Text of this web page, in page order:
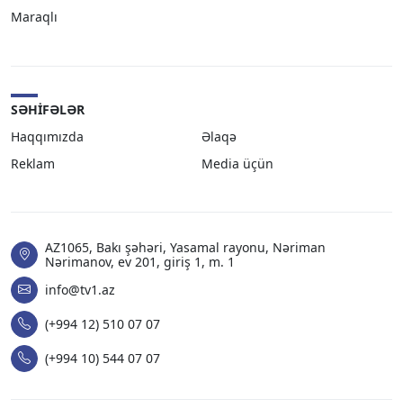
Maraqlı
SƏHIFƏLƏR
Haqqımızda
Əlaqə
Reklam
Media üçün
AZ1065, Bakı şəhəri, Yasamal rayonu, Nəriman
Nərimanov, ev 201, giriş 1, m. 1
info@tv1.az
(+994 12) 510 07 07
(+994 10) 544 07 07